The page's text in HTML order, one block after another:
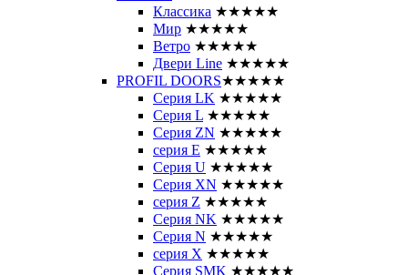
Классика ★★★★★
Мир ★★★★★
Ветро ★★★★★
Двери Line ★★★★★
PROFIL DOORS★★★★★
Серия LK ★★★★★
Серия L ★★★★★
Серия ZN ★★★★★
серия E ★★★★★
Серия U ★★★★★
Серия XN ★★★★★
серия Z ★★★★★
Серия NK ★★★★★
Серия N ★★★★★
серия X ★★★★★
Серия SMK ★★★★★